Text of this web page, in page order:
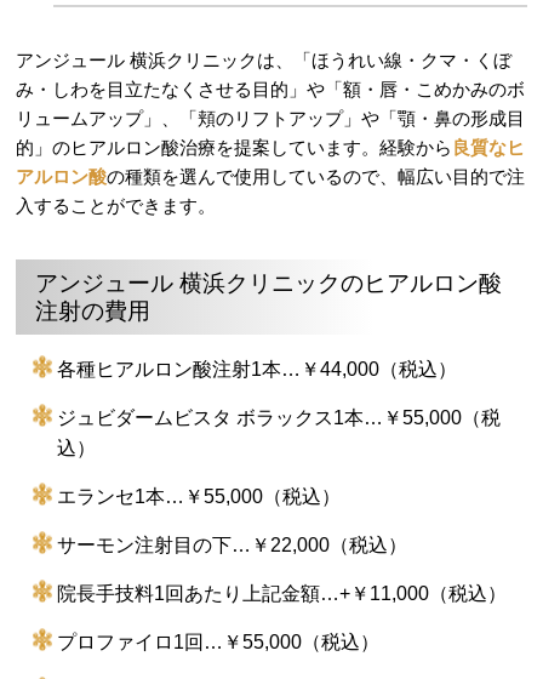
アンジュール 横浜クリニックは、「ほうれい線・クマ・くぼ
み・しわを目立たなくさせる目的」や「額・唇・こめかみのボ
リュームアップ」、「頬のリフトアップ」や「顎・鼻の形成目
的」のヒアルロン酸治療を提案しています。経験から 良質なヒ
アルロン酸の種類を選んで使用しているので、幅広い目的で注
入することができます。
アンジュール 横浜クリニックのヒアルロン酸
注射の費用
各種ヒアルロン酸注射1本…￥44,000（税込）
ジュビダームビスタ ボラックス1本…￥55,000（税
込）
エランセ1本…￥55,000（税込）
サーモン注射目の下…￥22,000（税込）
院長手技料1回あたり上記金額…+￥11,000（税込）
プロファイロ1回…￥55,000（税込）